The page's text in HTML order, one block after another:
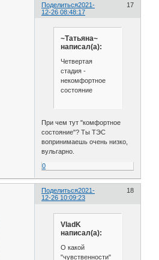
Поделиться 17
2021-
12-26 08:48:17
~Татьяна~
написал(а):
Четвертая
стадия -
некомфортное
состояние
При чем тут "комфортное
состояние"? Ты ТЭС
вопринимаешь очень низко,
вульгарно.
0
Поделиться 18
2021-
12-26 10:09:23
VladK
написал(а):
О какой
"чувственности"